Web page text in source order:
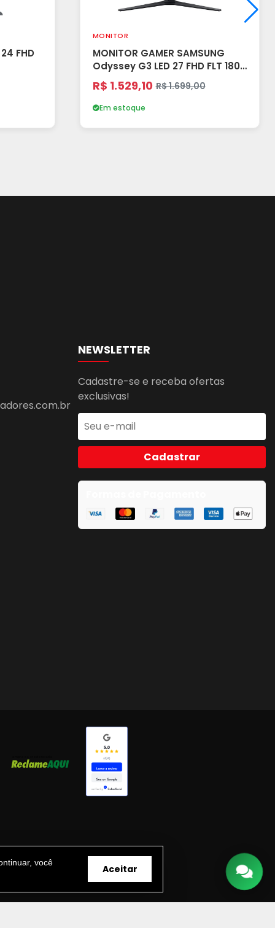
MONITOR
MONITOR GAMER SAMSUNG
Odyssey G3 LED 27 FHD FLT 180
HZ LS27DG30 - PRETO (A)
R$ 1.529,10 R$ 1.699,00
Em estoque
NEWSLETTER
Cadastre-se e receba ofertas
exclusivas!
Cadastrar
você
Aceitar